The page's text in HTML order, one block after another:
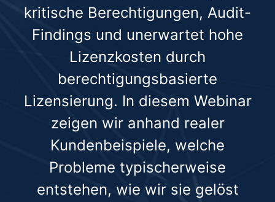
kritische Berechtigungen, Audit-
Findings und unerwartet hohe
Lizenzkosten durch
berechtigungsbasierte
Lizensierung. In diesem Webinar
zeigen wir anhand realer
Kundenbeispiele, welche
Probleme typischerweise
entstehen, wie wir sie gelöst